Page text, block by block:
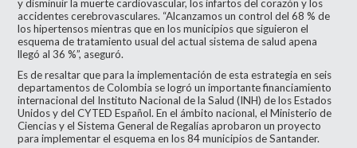
y disminuir la muerte cardiovascular, los infartos del corazón y los
accidentes cerebrovasculares. “Alcanzamos un control del 68 % de
los hipertensos mientras que en los municipios que siguieron el
esquema de tratamiento usual del actual sistema de salud apena
llegó al 36 %”, aseguró.
Es de resaltar que para la implementación de esta estrategia en seis
departamentos de Colombia se logró un importante financiamiento
internacional del Instituto Nacional de la Salud (INH) de los Estados
Unidos y del CYTED Español. En el ámbito nacional, el Ministerio de
Ciencias y el Sistema General de Regalías aprobaron un proyecto
para implementar el esquema en los 84 municipios de Santander.